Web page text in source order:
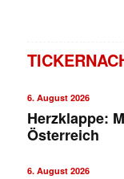
6. August 2026
Herzklappe:
Österreich
6. August 2026